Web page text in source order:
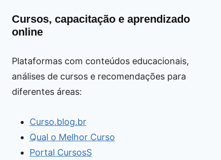
Cursos, capacitação e aprendizado
online
Plataformas com conteúdos educacionais,
análises de cursos e recomendações para
diferentes áreas:
Curso.blog.br
Qual o Melhor Curso
Portal CursosS